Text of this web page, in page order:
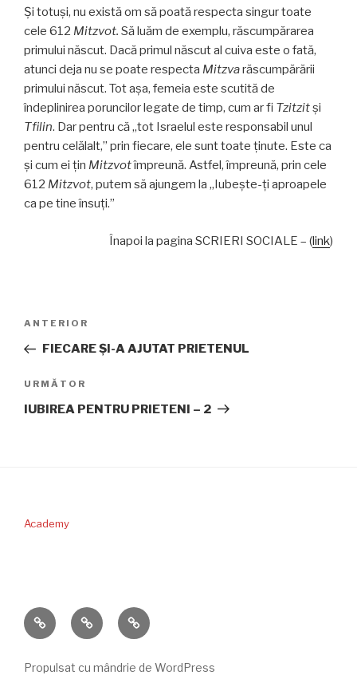
Şi totuşi, nu există om să poată respecta singur toate
cele 612 Mitzvot. Să luăm de exemplu, răscumpărarea
primului născut. Dacă primul născut al cuiva este o fată,
atunci deja nu se poate respecta Mitzvarăscumpărării
primului născut. Tot aşa, femeia este scutită de
îndeplinirea poruncilor legate de timp, cum ar fi Tzitzitşi
Tfilin. Dar pentru că „tot Israelul este responsabil unul
pentru celălalt,” prin fiecare, ele sunt toate ţinute. Este ca
şi cum ei ţin Mitzvotîmpreună. Astfel, împreună, prin cele
612 Mitzvot, putem să ajungem la „Iubeşte-ţi aproapele
ca pe tine însuţi.”
Înapoi la pagina SCRIERI SOCIALE – (link)
articole
Articolul
anterior
ANTERIOR
FIECARE ŞI-A AJUTAT PRIETENUL
Articolul
următor
URMĂTOR
IUBIREA PENTRU PRIETENI – 2
Academy
PERICOPA
SĂPTĂMÂNII
DONAŢIICONTACT
Propulsat cu mândrie de WordPress